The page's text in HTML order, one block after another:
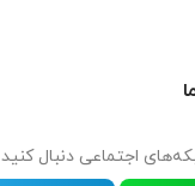
اجتماعی دنبال کنید